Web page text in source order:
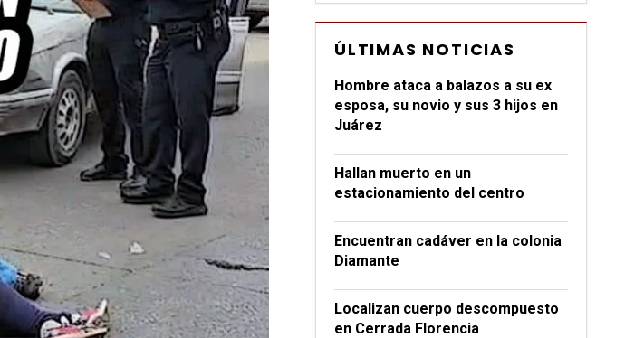
ÚLTIMAS NOTICIAS
Hombre ataca a balazos a su ex
esposa, su novio y sus 3 hijos en
Juárez
Hallan muerto en un
estacionamiento del centro
Encuentran cadáver en la colonia
Diamante
Localizan cuerpo descompuesto
en Cerrada Florencia